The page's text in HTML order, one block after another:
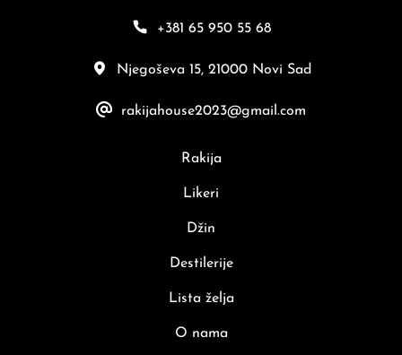
+381 65 950 55 68
Njegoševa 15, 21000 Novi Sad
rakijahouse2023@gmail.com
Rakija
Likeri
Džin
Destilerije
Lista želja
O nama